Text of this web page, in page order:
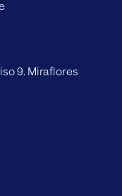
9. Miraflores